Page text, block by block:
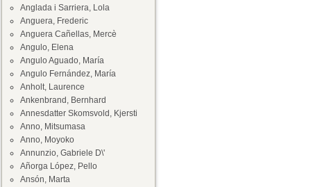
Anglada i Sarriera, Lola
Anguera, Frederic
Anguera Cañellas, Mercè
Angulo, Elena
Angulo Aguado, María
Angulo Fernández, María
Anholt, Laurence
Ankenbrand, Bernhard
Annesdatter Skomsvold, Kjersti
Anno, Mitsumasa
Anno, Moyoko
Annunzio, Gabriele D\'
Añorga López, Pello
Ansón, Marta